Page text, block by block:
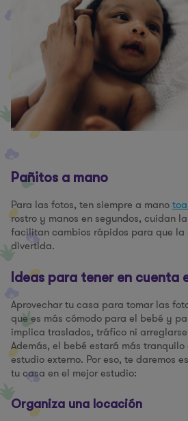
Pañitos a mano
Para las fotos, ten siempre a mano
rostro y manos en segundos, cuidan
facilitan cambios rápidos para que la
divertida.
Ideas para tener en cuenta
Aprovechar tu casa para tomar las
que es más cómodo para el bebé y
implica traslados, tráfico ni
Además, el bebé estará más tranquilo
estudio externo. Por eso, te daremos
tu casa en el mejor estudio:
Organiza una locación